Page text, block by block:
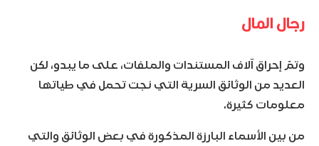
رجال المال
وتمّ إحراق آلاف المستندات والملفات، على ما يبدو، لكن
العديد من الوثائق السرية التي نجت تحمل في طياتها
معلومات كثيرة.
من بين الأسماء البارزة المذكورة في بعض الوثائق والتي